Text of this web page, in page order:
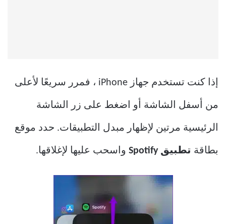
إذا كنت تستخدم جهاز iPhone ، فمرر سريعًا لأعلى
من أسفل الشاشة أو اضغط على زر الشاشة
الرئيسية مرتين لإظهار مبدل التطبيقات. حدد موقع
بطاقة تطبيق Spotify واسحب عليها لإغلاقها.